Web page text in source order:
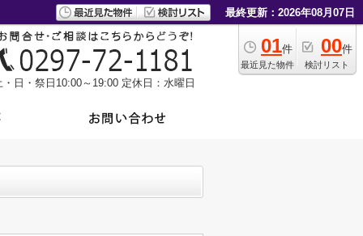
最終更新：2026年08月07日
01件
最近見た物件
00件
検討リスト
日・祭日10:00～19:00 定休日：水曜日